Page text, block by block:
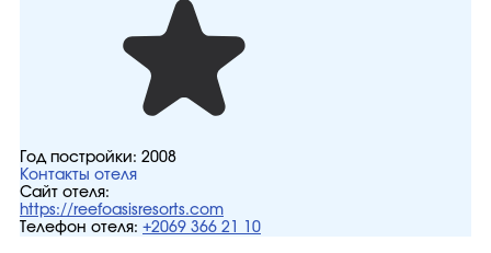
Год постройки: 2008
Контакты отеля
Сайт отеля:
https://reefoasisresorts.com
Телефон отеля: +2069 366 21 10